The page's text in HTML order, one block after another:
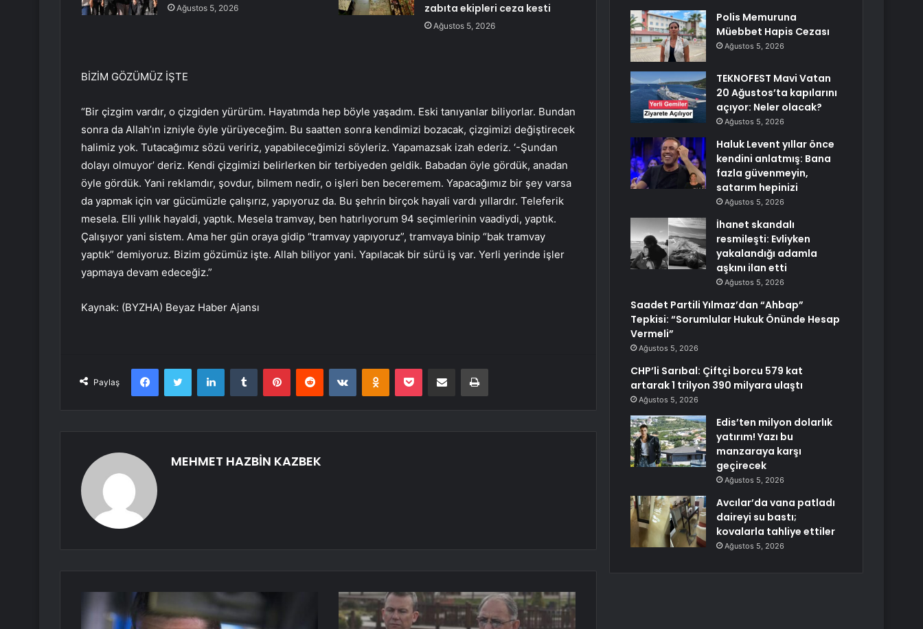
Ağustos 5, 2026
zabıta ekipleri ceza kesti
Ağustos 5, 2026
BİZİM GÖZÜMÜZ İŞTE
“Bir çizgim vardır, o çizgiden yürürüm. Hayatımda hep böyle yaşadım. Eski tanıyanlar biliyorlar. Bundan
sonra da Allah’ın izniyle öyle yürüyeceğim. Bu saatten sonra kendimizi bozacak, çizgimizi değiştirecek
halimiz yok. Tutacağımız sözü veririz, yapabileceğimizi söyleriz. Yapamazsak izah ederiz. ‘-Şundan
dolayı olmuyor’ deriz. Kendi çizgimizi belirlerken bir terbiyeden geldik. Babadan öyle gördük, anadan
öyle gördük. Yani reklamdır, şovdur, bilmem nedir, o işleri ben beceremem. Yapacağımız bir şey varsa
da yapmak için var gücümüzle çalışırız, yapıyoruz da. Bu şehrin birçok hayali vardı yıllardır. Teleferik
mesela. Elli yıllık hayaldi, yaptık. Mesela tramvay, ben hatırlıyorum 94 seçimlerinin vaadiydi, yaptık.
Çalışıyor yani sistem. Ama her gün oraya gidip “tramvay yapıyoruz”, tramvaya binip “bak tramvay
yaptık” demiyoruz. Bizim gözümüz işte. Allah biliyor yani. Yapılacak bir sürü iş var. Yerli yerinde işler
yapmaya devam edeceğiz.”
Kaynak: (BYZHA) Beyaz Haber Ajansı
Paylaş
FacebookTwitter LinkedInTumblr PinterestReddit VKontakteOdnoklassniki
Pocket E-Posta ile paylaş Yazdır
MEHMET HAZBİN KAZBEK
Polis Memuruna
Müebbet Hapis Cezası
Ağustos 5, 2026
TEKNOFEST Mavi Vatan
20 Ağustos’ta kapılarını
açıyor: Neler olacak?
Ağustos 5, 2026
Haluk Levent yıllar önce
kendini anlatmış: Bana
fazla güvenmeyin,
satarım hepinizi
Ağustos 5, 2026
İhanet skandalı
resmileşti: Evliyken
yakalandığı adamla
aşkını ilan etti
Ağustos 5, 2026
Saadet Partili Yılmaz’dan “Ahbap”
Tepkisi: “Sorumlular Hukuk Önünde Hesap
Vermeli”
Ağustos 5, 2026
CHP’li Sarıbal: Çiftçi borcu 579 kat
artarak 1 trilyon 390 milyara ulaştı
Ağustos 5, 2026
Edis’ten milyon dolarlık
yatırım! Yazı bu
manzaraya karşı
geçirecek
Ağustos 5, 2026
Avcılar’da vana patladı
daireyi su bastı;
kovalarla tahliye ettiler
Ağustos 5, 2026